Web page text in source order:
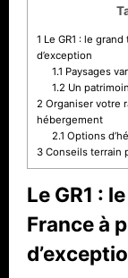
1 Le GR1 : le
d’exception
1.1 Paysages
1.2 Un
2 Organiser votre
hébergement
2.1 Options
3 Conseils terrain
Le GR1 :
France à